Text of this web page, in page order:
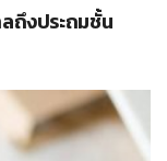
ถึงประถมชั้น